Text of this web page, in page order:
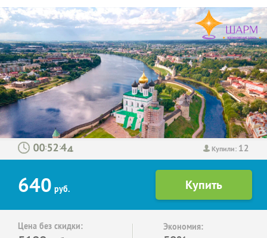
Купили: 12
: :
640 руб.
Цена без скидки: Экономия: